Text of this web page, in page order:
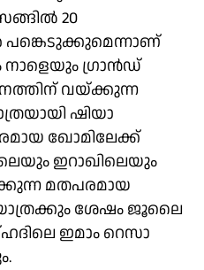
20
പങ്കെടുക്കുമെന്നാണ്
ഗ്രാൻഡ്
വയ്ക്കുന്ന
ഷിയാ
ഖോമിലേക്ക്
ഇറാഖിലെയും
മതപരമായ
ശേഷം ജൂലൈ
ഇമാം റെസാ